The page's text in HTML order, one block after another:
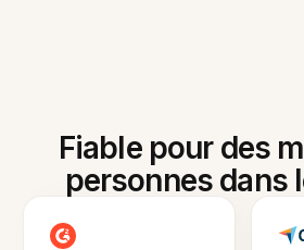
Fiable pour des
personnes dans